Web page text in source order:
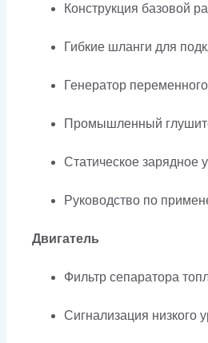
Конструкция базовой
Гибкие шланги для
Генератор
Промышленный
Статическое зарядное
Руководство по
Двигатель
Фильтр сепаратора
Сигнализация низкого